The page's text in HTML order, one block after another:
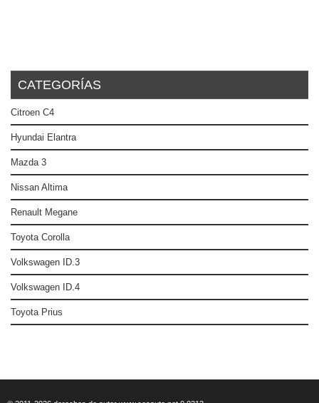
CATEGORÍAS
Citroen C4
Hyundai Elantra
Mazda 3
Nissan Altima
Renault Megane
Toyota Corolla
Volkswagen ID.3
Volkswagen ID.4
Toyota Prius